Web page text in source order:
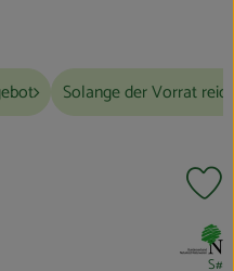
Bio-Kochkisten
Solange der Vorrat
, Verband:
S#